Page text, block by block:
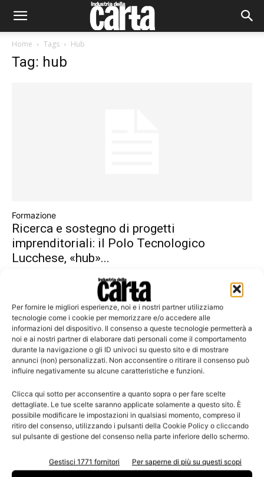
Per fornire le migliori esperienze, noi e i nostri partner utilizziamo
tecnologie come i cookie per memorizzare e/o accedere alle
informazioni del dispositivo. Il consenso a queste tecnologie permetterà a
noi e ai nostri partner di elaborare dati personali come il comportamento
durante la navigazione o gli ID univoci su questo sito e di mostrare
annunci (non) personalizzati. Non acconsentire o ritirare il consenso può
influire negativamente su alcune caratteristiche e funzioni.
Clicca qui sotto per acconsentire a quanto sopra o per fare scelte
dettagliate. Le tue scelte saranno applicate solamente a questo sito. È
possibile modificare le impostazioni in qualsiasi momento, compreso il
ritiro del consenso, utilizzando i pulsanti della Cookie Policy o cliccando
sul pulsante di gestione del consenso nella parte inferiore dello schermo.
Gestisci 1771 fornitori Per saperne di più su questi scopi
Home Tags Hub
Tag: hub
Formazione
Ricerca e sostegno di progetti
imprenditoriali: il Polo Tecnologico
Lucchese, «hub»...
Leggi la rivista
n.1 - Marzo 2026
Edicola Web